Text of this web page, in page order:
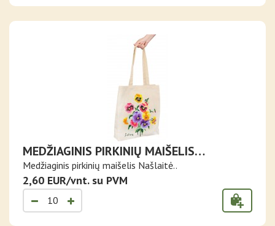
MEDŽIAGINIS PIRKINIŲ MAIŠELIS
NAŠLAITĖS
Medžiaginis pirkinių maišelis Našlaitė..
2,60 EUR/vnt. su PVM